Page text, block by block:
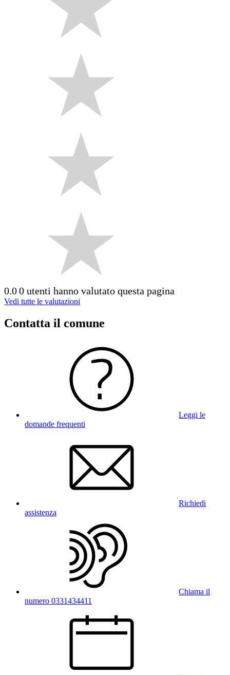
0.00 utenti hanno valutato questa pagina
Vedi tutte le valutazioni
Contatta il comune
Leggi le
domande frequenti
Richiedi
assistenza
Chiama il
numero 0331434411